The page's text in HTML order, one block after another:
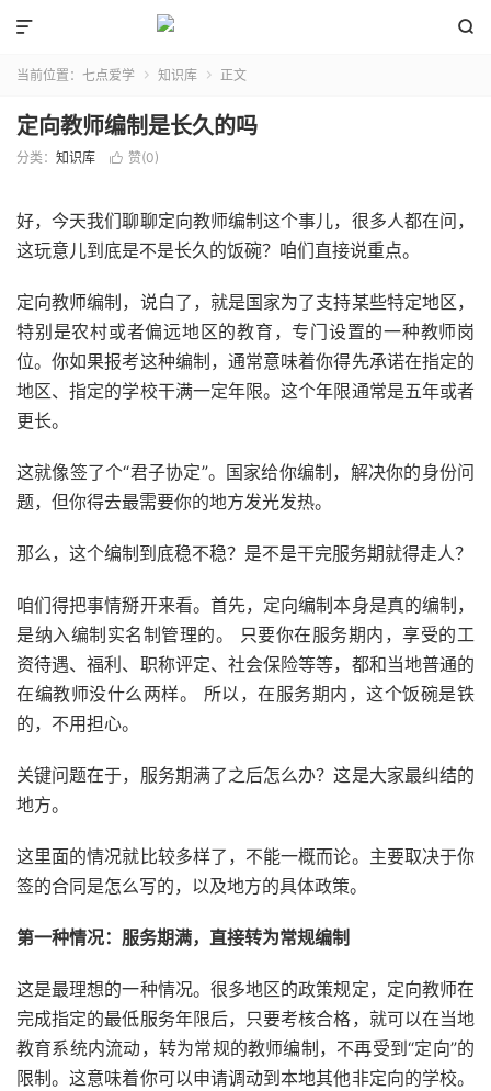


当前位置： 七点爱学  知识库  正文
定向教师编制是长久的吗
分类： 知识库  赞(0)
好，今天我们聊聊定向教师编制这个事儿，很多人都在问，
这玩意儿到底是不是长久的饭碗？咱们直接说重点。
定向教师编制，说白了，就是国家为了支持某些特定地区，
特别是农村或者偏远地区的教育，专门设置的一种教师岗
位。你如果报考这种编制，通常意味着你得先承诺在指定的
地区、指定的学校干满一定年限。这个年限通常是五年或者
更长。
这就像签了个“君子协定”。国家给你编制，解决你的身份问
题，但你得去最需要你的地方发光发热。
那么，这个编制到底稳不稳？是不是干完服务期就得走人？
咱们得把事情掰开来看。首先，定向编制本身是真的编制，
是纳入编制实名制管理的。 只要你在服务期内，享受的工
资待遇、福利、职称评定、社会保险等等，都和当地普通的
在编教师没什么两样。 所以，在服务期内，这个饭碗是铁
的，不用担心。
关键问题在于，服务期满了之后怎么办？这是大家最纠结的
地方。
这里面的情况就比较多样了，不能一概而论。主要取决于你
签的合同是怎么写的，以及地方的具体政策。
第一种情况：服务期满，直接转为常规编制
这是最理想的一种情况。很多地区的政策规定，定向教师在
完成指定的最低服务年限后，只要考核合格，就可以在当地
教育系统内流动，转为常规的教师编制，不再受到“定向”的
限制。这意味着你可以申请调动到本地其他非定向的学校。